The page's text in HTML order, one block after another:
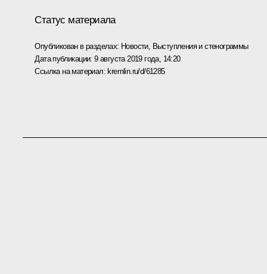
Статус материала
Опубликован в разделах: Новости, Выступления и стенограммы
Дата публикации:9 августа 2019 года, 14:20
Ссылка на материал: kremlin.ru/d/61285